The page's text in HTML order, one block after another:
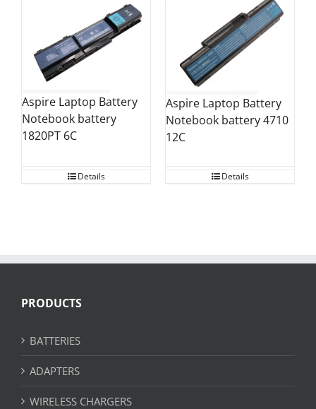
Aspire Laptop Battery
Notebook battery
1820PT 6C
Details
Aspire Laptop Battery
Notebook battery 4710
12C
Details
PRODUCTS
BATTERIES
ADAPTERS
WIRELESS CHARGERS